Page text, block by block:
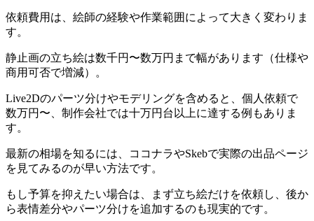
依頼費用は、絵師の経験や作業範囲によって大きく変わりま
す。
静止画の立ち絵は数千円〜数万円まで幅があります（仕様や
商用可否で増減）。
Live2Dのパーツ分けやモデリングを含めると、個人依頼で
数万円〜、制作会社では十万円台以上に達する例もありま
す。
最新の相場を知るには、ココナラやSkebで実際の出品ページ
を見てみるのが早い方法です。
もし予算を抑えたい場合は、まず立ち絵だけを依頼し、後か
ら表情差分やパーツ分けを追加するのも現実的です。